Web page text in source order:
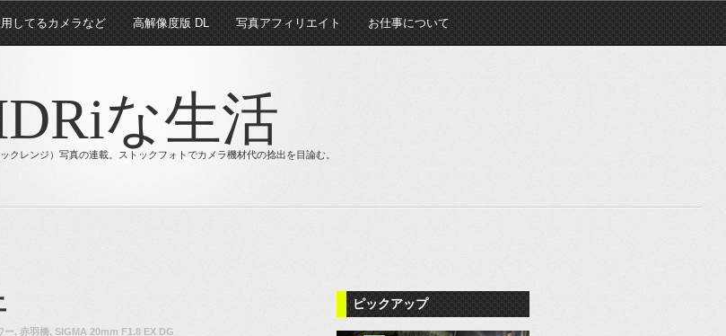
してるカメラなど 高解像度版 DL 写真アフィリエイト お仕事について
な生活
ックレンジ）写真の連載。ストックフォトでカメラ機材代の捻出を目論む。
ー, 赤羽橋, SIGMA 20mm F1.8 EX DG
ピックアップ